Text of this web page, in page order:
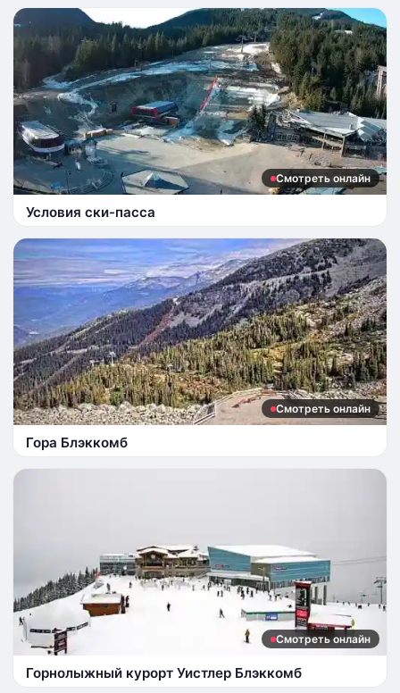
Смотреть онлайн
Условия ски-пасса
Смотреть онлайн
Гора Блэккомб
Смотреть онлайн
Горнолыжный курорт Уистлер Блэккомб